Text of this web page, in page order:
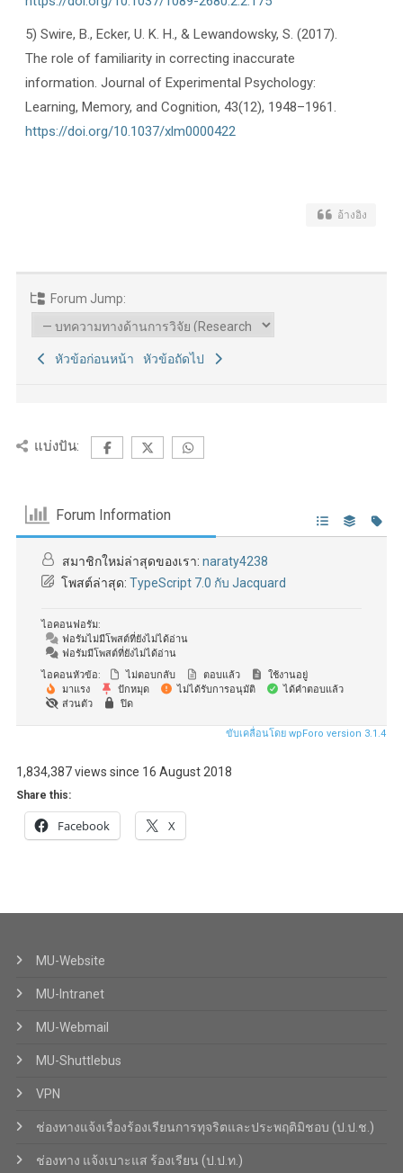
5) Swire, B., Ecker, U. K. H., & Lewandowsky, S. (2017).
The role of familiarity in correcting inaccurate
information. Journal of Experimental Psychology:
Learning, Memory, and Cognition, 43(12), 1948–1961.
https://doi.org/10.1037/xlm0000422
อ้างอิง
Forum Jump:
หัวข้อก่อนหน้า หัวข้อถัดไป
แบ่งปัน:
Forum Information
สมาชิกใหม่ล่าสุดของเรา: naraty4238
โพสต์ล่าสุด: TypeScript 7.0 กับ Jacquard
ไอคอนฟอรัม:
ฟอรัมไม่มีโพสต์ที่ยังไม่ได้อ่าน
ฟอรัมมีโพสต์ที่ยังไม่ได้อ่าน
ไอคอนหัวข้อ:
ไม่ตอบกลับ ตอบแล้ว
ใช้งานอยู่
มาแรง
ปักหมุด ไม่ได้รับการอนุมัติ
ได้คำตอบแล้ว
ส่วนตัว
ปิด
ขับเคลื่อนโดย wpForo version 3.1.4
1,834,387 views since 16 August 2018
Share this:
Facebook X
MU-Website
MU-Intranet
MU-Webmail
MU-Shuttlebus
VPN
ช่องทางแจ้งเรื่องร้องเรียนการทุจริตและประพฤติมิชอบ (ป.ป.ช.)
ช่องทาง แจ้งเบาะแส ร้องเรียน (ป.ป.ท.)